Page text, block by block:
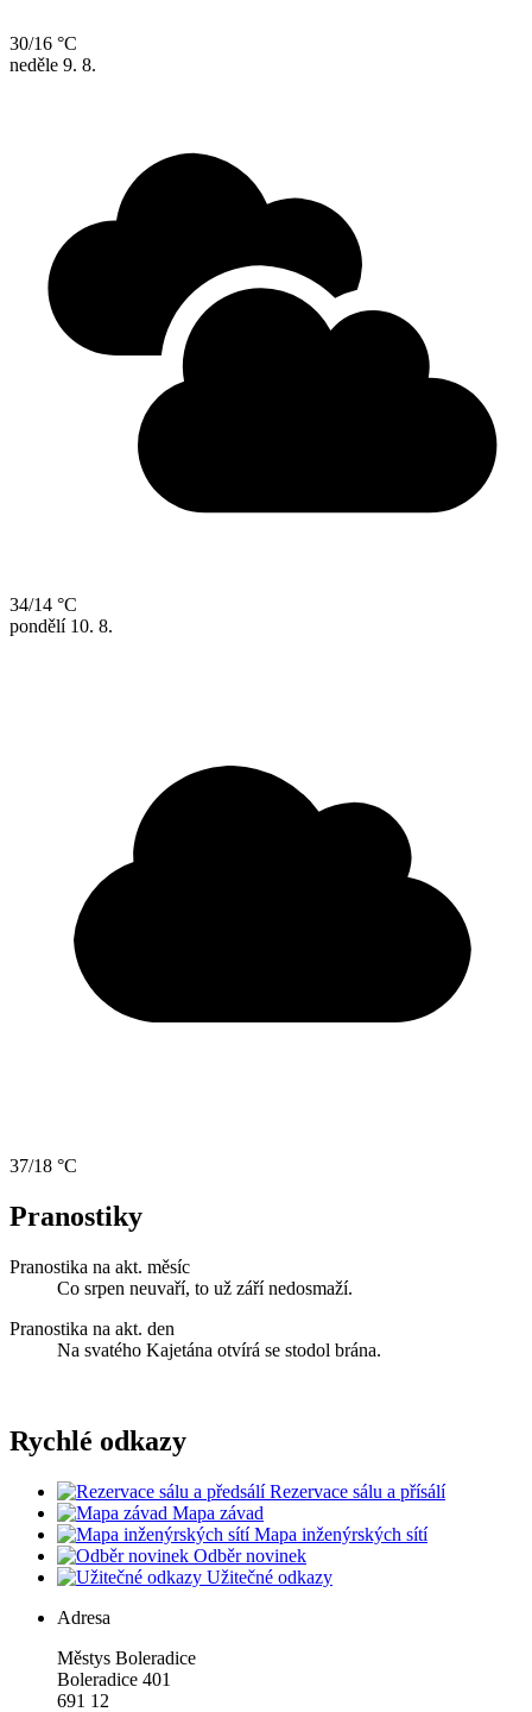
30/16 °C
neděle 9. 8.
34/14 °C
pondělí 10. 8.
37/18 °C
Pranostiky
Pranostika na akt. měsíc
Co srpen neuvaří, to už září nedosmaží.
Pranostika na akt. den
Na svatého Kajetána otvírá se stodol brána.
Rychlé odkazy
Rezervace sálu a přísálí
Mapa závad
Mapa inženýrských sítí
Odběr novinek
Užitečné odkazy
Adresa
Městys Boleradice
Boleradice 401
691 12